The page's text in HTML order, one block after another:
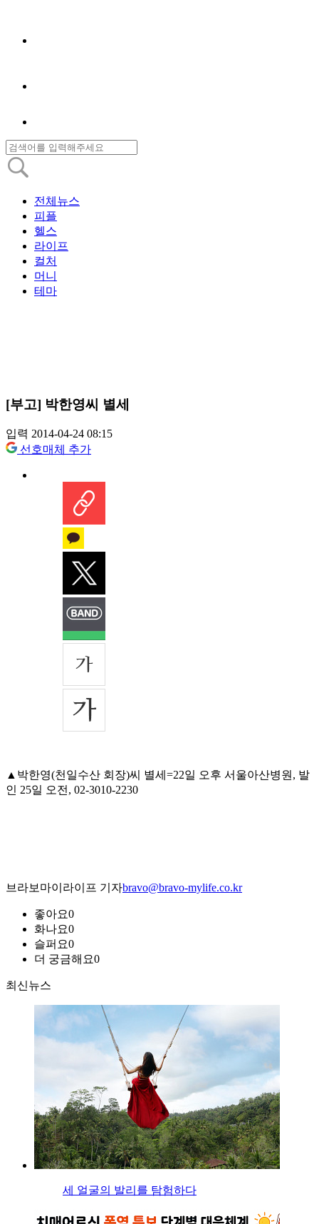
전체뉴스
피플
헬스
라이프
컬처
머니
테마
[부고] 박한영씨 별세
입력 2014-04-24 08:15
선호매체 추가
▲박한영(천일수산 회장)씨 별세=22일 오후 서울아산병원, 발
인 25일 오전, 02-3010-2230
브라보마이라이프 기자bravo@bravo-mylife.co.kr
좋아요0
화나요0
슬퍼요0
더 궁금해요0
최신뉴스
세 얼굴의 발리를 탐험하다